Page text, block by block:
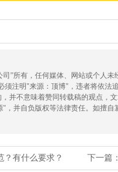
”所有，任何媒体、网站或个人
注明"来源：顶博"，违者将依法追
不意味着赞同转载稿的观点，
并自负版权等法律责任。如擅
？有什么要求？ 下一篇：